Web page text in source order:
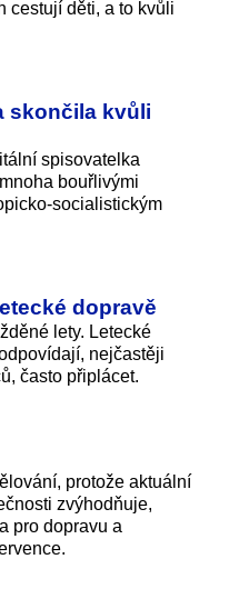
cestují děti, a to kvůli
skončila kvůli
spisovatelka
bouřlivými
socialistickým
dopravě
lety. Letecké
nejčastěji
často připlácet.
protože aktuální
zvýhodňuje,
pro dopravu a